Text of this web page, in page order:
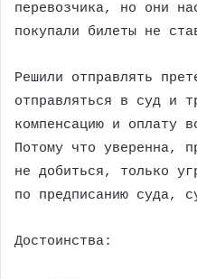
перевозчика, но они
покупали билеты не
Решили отправлять
отправляться в суд и
компенсацию и оплату
Потому что уверенна,
не добиться, только
по предписанию суда,
Достоинства: